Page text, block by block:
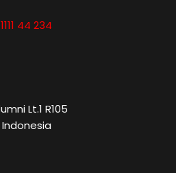
44 234
Lt.1 R105
Indonesia